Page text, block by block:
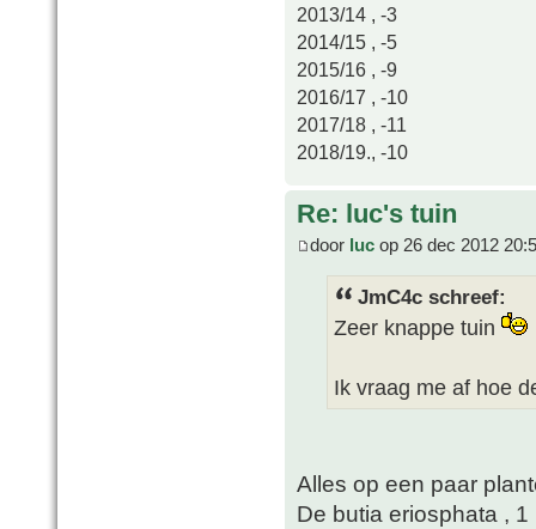
2013/14 , -3
2014/15 , -5
2015/16 , -9
2016/17 , -10
2017/18 , -11
2018/19., -10
Re: luc's tuin
door luc op 26 dec 2012
JmC4c schreef:
Zeer knappe tuin
Ik vraag me af hoe
Alles op een paar
De butia eriosphata ,